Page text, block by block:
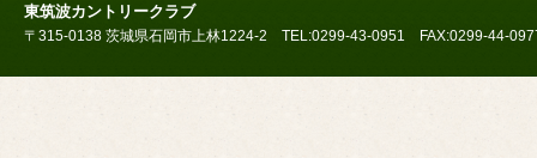
東筑波カントリークラブ
〒315-0138 茨城県石岡市上林1224-2 TEL:0299-43-0951 FAX:0299-44-